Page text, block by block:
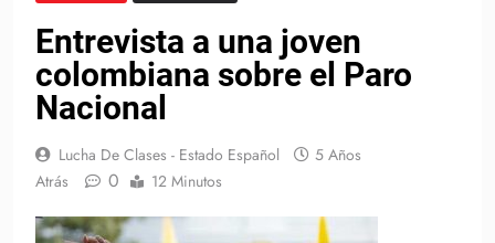
Entrevista a una joven
colombiana sobre el Paro
Nacional
Lucha De Clases - Estado Español
5 Años
Atrás
0 12 Minutos